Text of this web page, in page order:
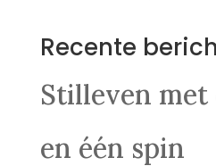
Recente
Stilleven
en één spin